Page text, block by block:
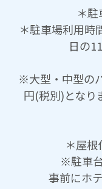
＊
＊駐車場利用時
日の
※大型・中型の
円(税別)となり
＊屋根
※駐車
事前にホ